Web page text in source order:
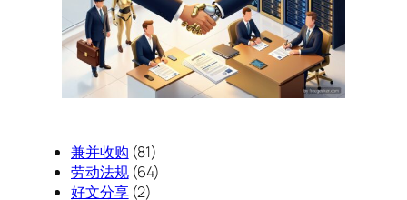
兼并收购 (81)
劳动法规(64)
好文分享(2)